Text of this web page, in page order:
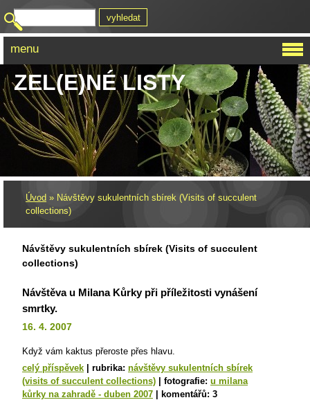
ZEL(E)NÉ LISTY
Úvod » Návštěvy sukulentních sbírek (Visits of succulent
collections)
Návštěvy sukulentních sbírek (Visits of succulent
collections)
Návštěva u Milana Kůrky při příležitosti vynášení
smrtky.
16. 4. 2007
Když vám kaktus přeroste přes hlavu.
celý příspěvek
rubrika: návštěvy sukulentních sbírek
(visits of succulent collections)
fotografie: u milana
kůrky na zahradě - duben 2007
komentářů: 3
menu